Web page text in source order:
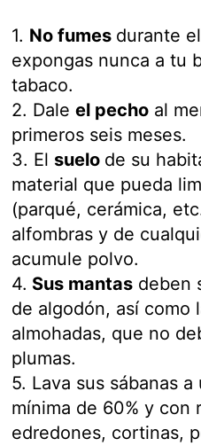
1. No fumes durante
expongas nunca a tu
tabaco.
2. Daleel pecho al
primeros seis meses.
3. El suelo de su
material que pueda
(parqué, cerámica,
alfombras y de
acumule polvo.
4. Sus mantas deben
de algodón, así como
almohadas, que no
plumas.
5. Lava sus sábanas
mínima de 60% y con
edredones, cortinas,